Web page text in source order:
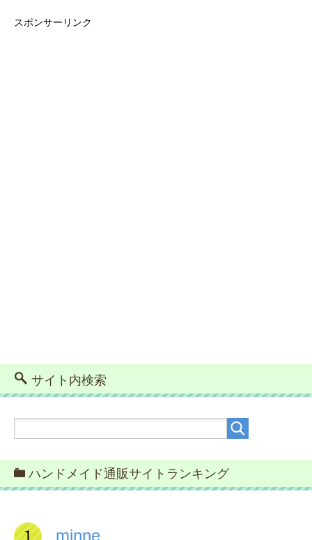
スポンサーリンク
サイト内検索
ハンドメイド通販サイトランキング
minne